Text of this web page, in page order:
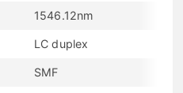
1546.12nm
LC duplex
SMF